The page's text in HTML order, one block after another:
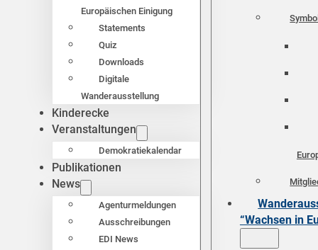
Europäischen Einigung
Statements
Quiz
Downloads
Digitale
Wanderausstellung
Kinderecke
Veranstaltungen
Demokratiekalendar
Publikationen
News
Agenturmeldungen
Ausschreibungen
EDI News
“Wachsen in